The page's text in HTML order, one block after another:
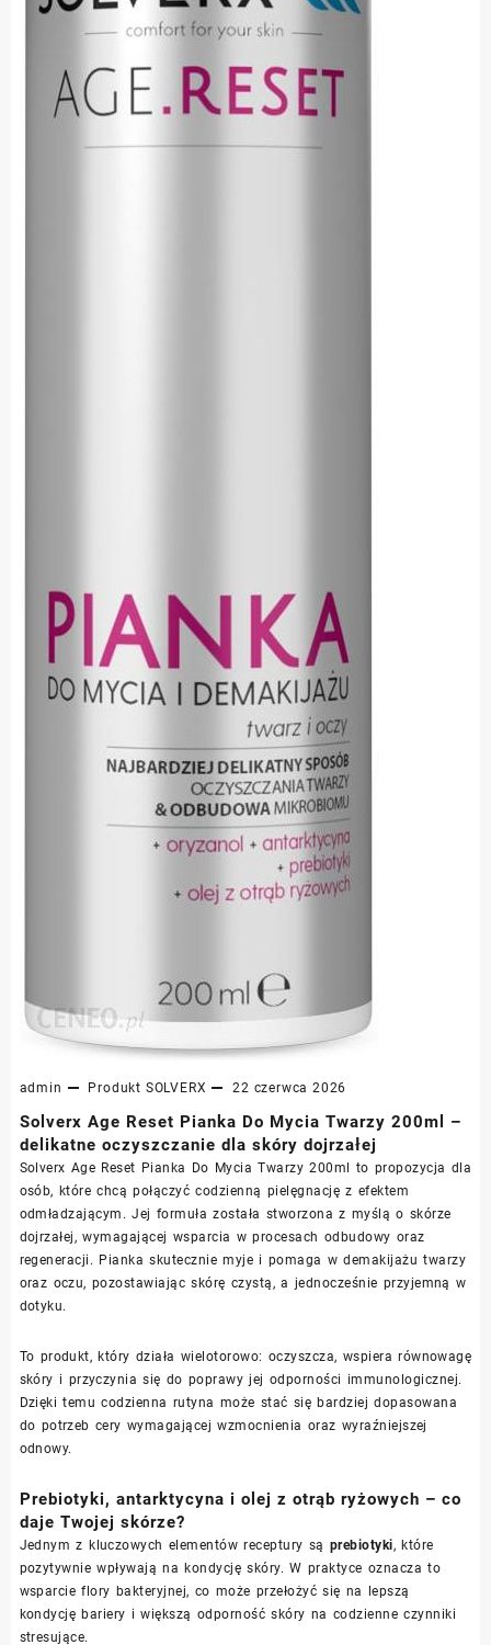
admin Produkt SOLVERX 22 czerwca 2026
Solverx Age Reset Pianka Do Mycia Twarzy 200ml –
delikatne oczyszczanie dla skóry dojrzałej
Solverx Age Reset Pianka Do Mycia Twarzy 200ml to propozycja dla
osób, które chcą połączyć codzienną pielęgnację z efektem
odmładzającym. Jej formuła została stworzona z myślą o skórze
dojrzałej, wymagającej wsparcia w procesach odbudowy oraz
regeneracji. Pianka skutecznie myje i pomaga w demakijażu twarzy
oraz oczu, pozostawiając skórę czystą, a jednocześnie przyjemną w
dotyku.
To produkt, który działa wielotorowo: oczyszcza, wspiera równowagę
skóry i przyczynia się do poprawy jej odporności immunologicznej.
Dzięki temu codzienna rutyna może stać się bardziej dopasowana
do potrzeb cery wymagającej wzmocnienia oraz wyraźniejszej
odnowy.
Prebiotyki, antarktycyna i olej z otrąb ryżowych – co
daje Twojej skórze?
Jednym z kluczowych elementów receptury są prebiotyki, które
pozytywnie wpływają na kondycję skóry. W praktyce oznacza to
wsparcie flory bakteryjnej, co może przełożyć się na lepszą
kondycję bariery i większą odporność skóry na codzienne czynniki
stresujące.